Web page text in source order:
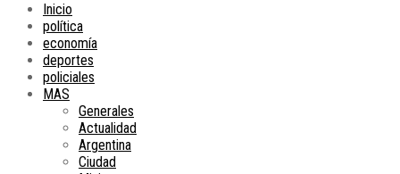
Inicio
política
economía
deportes
policiales
MAS
Generales
Actualidad
Argentina
Ciudad